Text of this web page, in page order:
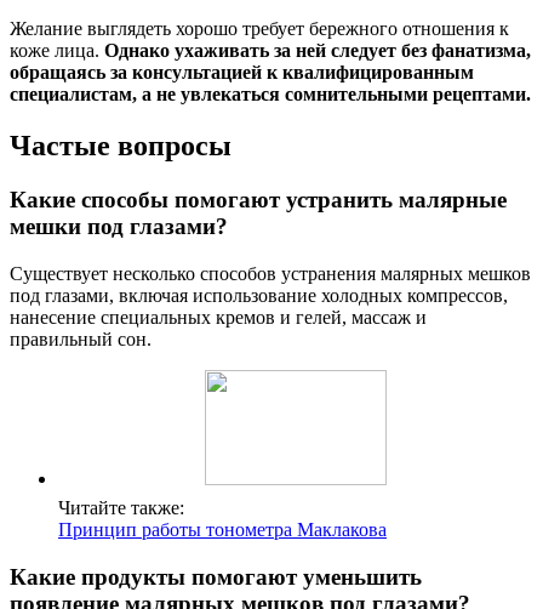
Желание выглядеть хорошо требует бережного отношения к
коже лица. Однако ухаживать за ней следует без фанатизма,
обращаясь за консультацией к квалифицированным
специалистам, а не увлекаться сомнительными рецептами.
Частые вопросы
Какие способы помогают устранить малярные
мешки под глазами?
Существует несколько способов устранения малярных мешков
под глазами, включая использование холодных компрессов,
нанесение специальных кремов и гелей, массаж и
правильный сон.
Читайте также:
Принцип работы тонометра Маклакова
Какие продукты помогают уменьшить
появление малярных мешков под глазами?